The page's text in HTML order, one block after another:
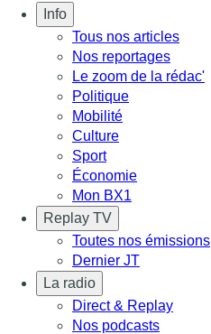
Info
Tous nos articles
Nos reportages
Le zoom de la rédac'
Politique
Mobilité
Culture
Sport
Économie
Mon BX1
Replay TV
Toutes nos émissions
Dernier JT
La radio
Direct & Replay
Nos podcasts